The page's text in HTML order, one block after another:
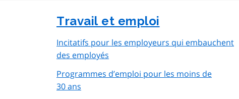
Travail et emploi
Incitatifs pour les employeurs qui embauchent
des employés
Programmes d’emploi pour les moins de
30 ans